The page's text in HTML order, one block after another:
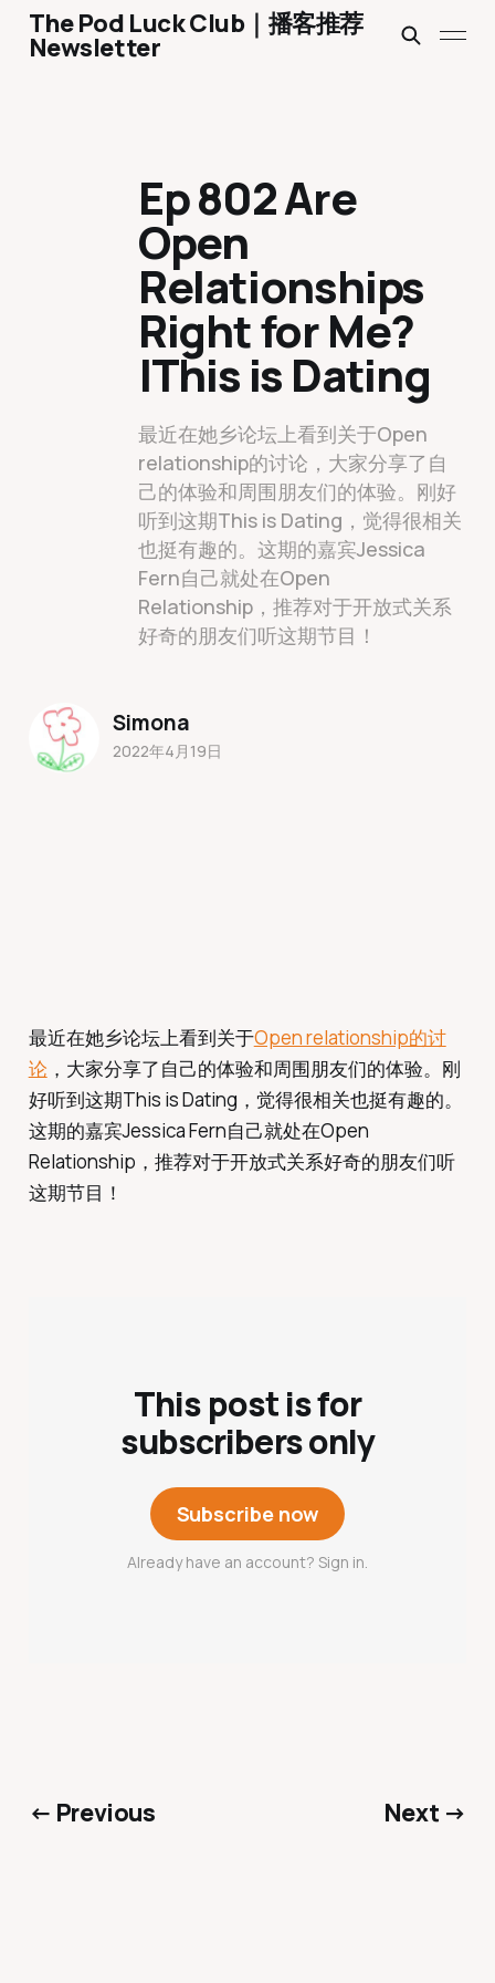
The Pod Luck Club｜播客推荐
Newsletter
最近在她乡论坛上看到关于Open relationship的讨
论 ，大家分享了自己的体验和周围朋友们的体验。刚
好听到这期This is Dating ，觉得很相关也挺有趣的。
这期的嘉宾Jessica Fern自己就处在Open
Relationship，推荐对于开放式关系好奇的朋友们听
这期节目！
This post is for
subscribers only
Subscribe now
Already have an account? Sign in.
Ep 802 Are
Open
Relationships
Right for Me?
|This is Dating
最近在她乡论坛上看到关于Open
relationship的讨论，大家分享了自
己的体验和周围朋友们的体验。刚好
听到这期This is Dating，觉得很相关
也挺有趣的。这期的嘉宾Jessica
Fern自己就处在Open
Relationship，推荐对于开放式关系
好奇的朋友们听这期节目！
Simona
2022年4月19日
← Previous Next →